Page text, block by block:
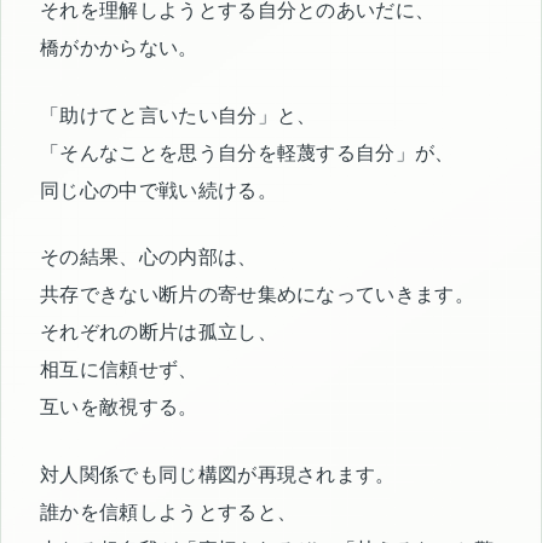
それを理解しようとする自分とのあいだに、
橋がかからない。
「助けてと言いたい自分」と、
「そんなことを思う自分を軽蔑する自分」が、
同じ心の中で戦い続ける。
その結果、心の内部は、
共存できない断片の寄せ集めになっていきます。
それぞれの断片は孤立し、
相互に信頼せず、
互いを敵視する。
対人関係でも同じ構図が再現されます。
誰かを信頼しようとすると、